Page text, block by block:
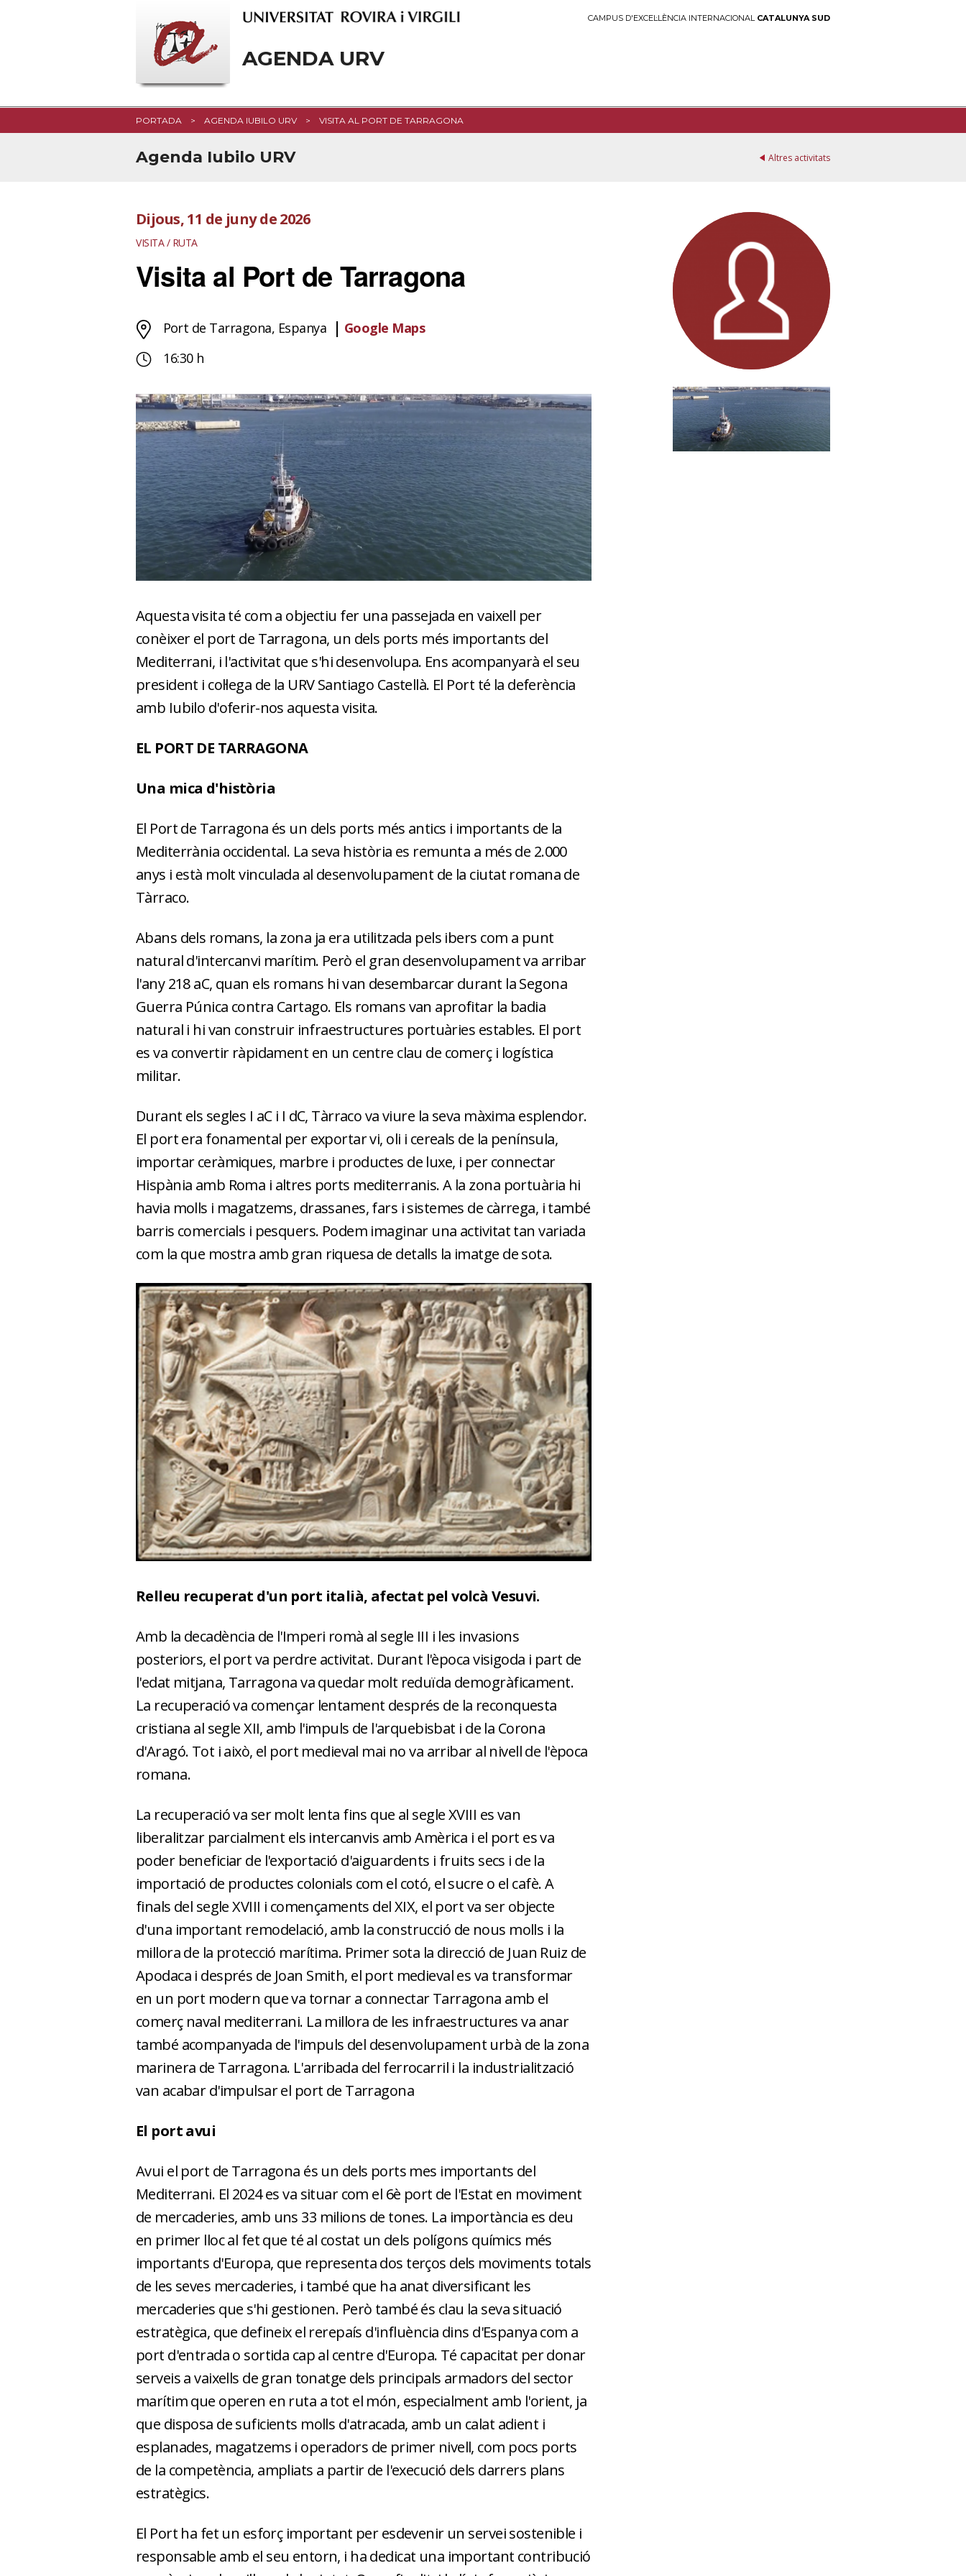
CAMPUS D'EXCEL·LÈNCIA INTERNACIONAL CATALUNYA SUD
AGENDA URV
PORTADA AGENDA IUBILO URV VISITA AL PORT DE TARRAGONA
Altres activitats
Agenda Iubilo URV
Dijous, 11 de juny de 2026
VISITA / RUTA
Visita al Port de Tarragona
Port de Tarragona, Espanya
Google Maps
16:30 h
Aquesta visita té com a objectiu fer una passejada en vaixell per
conèixer el port de Tarragona, un dels ports més importants del
Mediterrani, i l'activitat que s'hi desenvolupa. Ens acompanyarà el seu
president i col·lega de la URV Santiago Castellà. El Port té la deferència
amb Iubilo d'oferir-nos aquesta visita.
EL PORT DE TARRAGONA
Una mica d'història
El Port de Tarragona és un dels ports més antics i importants de la
Mediterrània occidental. La seva història es remunta a més de 2.000
anys i està molt vinculada al desenvolupament de la ciutat romana de
Tàrraco.
Abans dels romans, la zona ja era utilitzada pels ibers com a punt
natural d'intercanvi marítim. Però el gran desenvolupament va arribar
l'any 218 aC, quan els romans hi van desembarcar durant la Segona
Guerra Púnica contra Cartago. Els romans van aprofitar la badia
natural i hi van construir infraestructures portuàries estables. El port
es va convertir ràpidament en un centre clau de comerç i logística
militar.
Durant els segles I aC i I dC, Tàrraco va viure la seva màxima esplendor.
El port era fonamental per exportar vi, oli i cereals de la península,
importar ceràmiques, marbre i productes de luxe, i per connectar
Hispània amb Roma i altres ports mediterranis. A la zona portuària hi
havia molls i magatzems, drassanes, fars i sistemes de càrrega, i també
barris comercials i pesquers. Podem imaginar una activitat tan variada
com la que mostra amb gran riquesa de detalls la imatge de sota.
Relleu recuperat d'un port italià, afectat pel volcà Vesuvi.
Amb la decadència de l'Imperi romà al segle III i les invasions
posteriors, el port va perdre activitat. Durant l'època visigoda i part de
l'edat mitjana, Tarragona va quedar molt reduïda demogràficament.
La recuperació va començar lentament després de la reconquesta
cristiana al segle XII, amb l'impuls de l'arquebisbat i de la Corona
d'Aragó. Tot i això, el port medieval mai no va arribar al nivell de l'època
romana.
La recuperació va ser molt lenta fins que al segle XVIII es van
liberalitzar parcialment els intercanvis amb Amèrica i el port es va
poder beneficiar de l'exportació d'aiguardents i fruits secs i de la
importació de productes colonials com el cotó, el sucre o el cafè. A
finals del segle XVIII i començaments del XIX, el port va ser objecte
d'una important remodelació, amb la construcció de nous molls i la
millora de la protecció marítima. Primer sota la direcció de Juan Ruiz de
Apodaca i després de Joan Smith, el port medieval es va transformar
en un port modern que va tornar a connectar Tarragona amb el
comerç naval mediterrani. La millora de les infraestructures va anar
també acompanyada de l'impuls del desenvolupament urbà de la zona
marinera de Tarragona. L'arribada del ferrocarril i la industrialització
van acabar d'impulsar el port de Tarragona
El port avui
Avui el port de Tarragona és un dels ports mes importants del
Mediterrani. El 2024 es va situar com el 6è port de l'Estat en moviment
de mercaderies, amb uns 33 milions de tones. La importància es deu
en primer lloc al fet que té al costat un dels polígons químics més
importants d'Europa, que representa dos terços dels moviments totals
de les seves mercaderies, i també que ha anat diversificant les
mercaderies que s'hi gestionen. Però també és clau la seva situació
estratègica, que defineix el rerepaís d'influència dins d'Espanya com a
port d'entrada o sortida cap al centre d'Europa. Té capacitat per donar
serveis a vaixells de gran tonatge dels principals armadors del sector
marítim que operen en ruta a tot el món, especialment amb l'orient, ja
que disposa de suficients molls d'atracada, amb un calat adient i
esplanades, magatzems i operadors de primer nivell, com pocs ports
de la competència, ampliats a partir de l'execució dels darrers plans
estratègics.
El Port ha fet un esforç important per esdevenir un servei sostenible i
responsable amb el seu entorn, i ha dedicat una important contribució